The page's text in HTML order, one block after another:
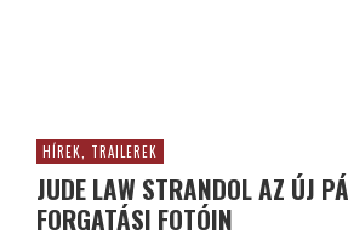
HÍREK, TRAILEREK
JUDE LAW STRANDOL AZ ÚJ
FORGATÁSI FOTÓIN